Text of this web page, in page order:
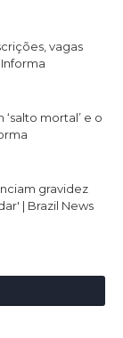
vagas
mortal’ e o
gravidez
| Brazil News